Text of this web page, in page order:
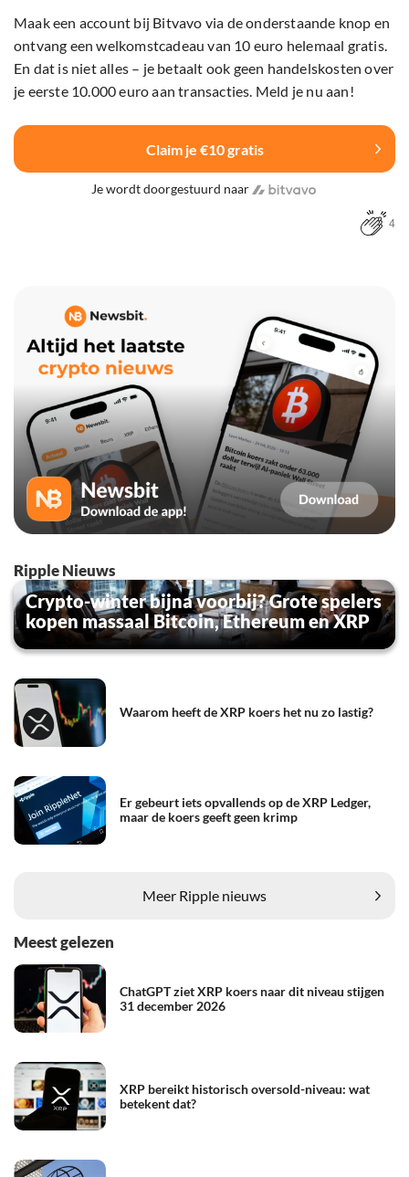
Maak een account bij Bitvavo via de onderstaande knop en
ontvang een welkomstcadeau van 10 euro helemaal gratis.
En dat is niet alles – je betaalt ook geen handelskosten over
je eerste 10.000 euro aan transacties. Meld je nu aan!
Claim je €10 gratis
Je wordt doorgestuurd naar
4
Ripple Nieuws
Crypto-winter bijna voorbij? Grote spelers
kopen massaal Bitcoin, Ethereum en XRP
Waarom heeft de XRP koers het nu zo lastig?
Er gebeurt iets opvallends op de XRP Ledger,
maar de koers geeft geen krimp
Meer Ripple nieuws
Meest gelezen
ChatGPT ziet XRP koers naar dit niveau stijgen
31 december 2026
XRP bereikt historisch oversold-niveau: wat
betekent dat?